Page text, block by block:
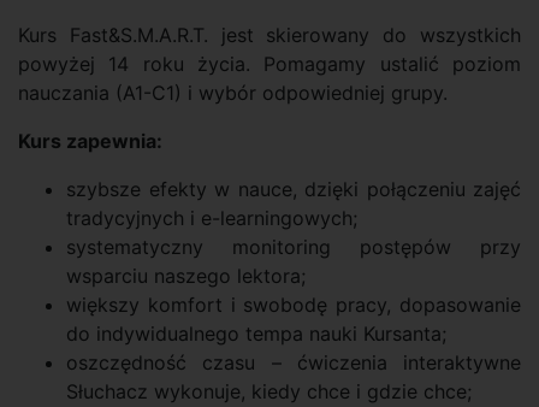
Kurs Fast&S.M.A.R.T. jest skierowany do wszystkich
powyżej 14 roku życia. Pomagamy ustalić poziom
nauczania (A1-C1) i wybór odpowiedniej grupy.
Kurs zapewnia:
szybsze efekty w nauce, dzięki połączeniu zajęć
tradycyjnych i e-learningowych;
systematyczny monitoring postępów przy
wsparciu naszego lektora;
większy komfort i swobodę pracy, dopasowanie
do indywidualnego tempa nauki Kursanta;
oszczędność czasu – ćwiczenia interaktywne
Słuchacz wykonuje, kiedy chce i gdzie chce;